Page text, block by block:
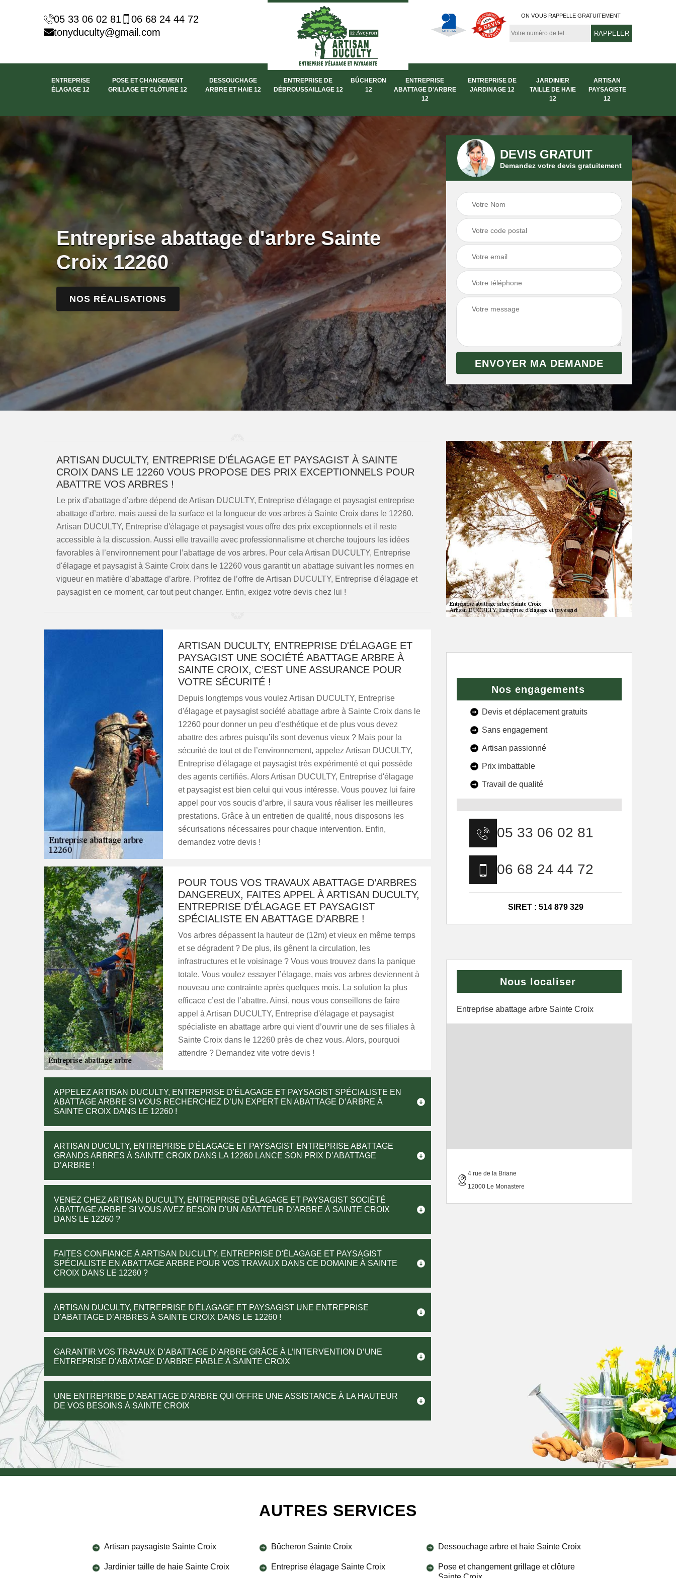
05 33 06 02 81
06 68 24 44 72
tonyduculty@gmail.com
ON VOUS RAPPELLE GRATUITEMENT
ENTREPRISE
ÉLAGAGE 12
POSE ET CHANGEMENT
GRILLAGE ET CLÔTURE 12
DESSOUCHAGE
ARBRE ET HAIE 12
ENTREPRISE DE
DÉBROUSSAILLAGE 12
BÛCHERON
12
ENTREPRISE
ABATTAGE D'ARBRE
12
ENTREPRISE DE
JARDINAGE 12
JARDINIER
TAILLE DE HAIE
12
ARTISAN
PAYSAGISTE
12
Entreprise abattage d'arbre Sainte
Croix 12260
NOS RÉALISATIONS
DEVIS GRATUIT
Demandez votre devis gratuitement
ARTISAN DUCULTY, ENTREPRISE D'ÉLAGAGE ET PAYSAGIST À SAINTE
CROIX DANS LE 12260 VOUS PROPOSE DES PRIX EXCEPTIONNELS POUR
ABATTRE VOS ARBRES !
Le prix d’abattage d’arbre dépend de Artisan DUCULTY, Entreprise d'élagage et paysagist entreprise
abattage d’arbre, mais aussi de la surface et la longueur de vos arbres à Sainte Croix dans le 12260.
Artisan DUCULTY, Entreprise d'élagage et paysagist vous offre des prix exceptionnels et il reste
accessible à la discussion. Aussi elle travaille avec professionnalisme et cherche toujours les idées
favorables à l’environnement pour l’abattage de vos arbres. Pour cela Artisan DUCULTY, Entreprise
d'élagage et paysagist à Sainte Croix dans le 12260 vous garantit un abattage suivant les normes en
vigueur en matière d’abattage d’arbre. Profitez de l’offre de Artisan DUCULTY, Entreprise d'élagage et
paysagist en ce moment, car tout peut changer. Enfin, exigez votre devis chez lui !
ARTISAN DUCULTY, ENTREPRISE D'ÉLAGAGE ET
PAYSAGIST UNE SOCIÉTÉ ABATTAGE ARBRE À
SAINTE CROIX, C’EST UNE ASSURANCE POUR
VOTRE SÉCURITÉ !
Depuis longtemps vous voulez Artisan DUCULTY, Entreprise
d'élagage et paysagist société abattage arbre à Sainte Croix dans le
12260 pour donner un peu d’esthétique et de plus vous devez
abattre des arbres puisqu’ils sont devenus vieux ? Mais pour la
sécurité de tout et de l’environnement, appelez Artisan DUCULTY,
Entreprise d'élagage et paysagist très expérimenté et qui possède
des agents certifiés. Alors Artisan DUCULTY, Entreprise d'élagage
et paysagist est bien celui qui vous intéresse. Vous pouvez lui faire
appel pour vos soucis d’arbre, il saura vous réaliser les meilleures
prestations. Grâce à un entretien de qualité, nous disposons les
sécurisations nécessaires pour chaque intervention. Enfin,
demandez votre devis !
POUR TOUS VOS TRAVAUX ABATTAGE D’ARBRES
DANGEREUX, FAITES APPEL À ARTISAN DUCULTY,
ENTREPRISE D'ÉLAGAGE ET PAYSAGIST
SPÉCIALISTE EN ABATTAGE D’ARBRE !
Vos arbres dépassent la hauteur de (12m) et vieux en même temps
et se dégradent ? De plus, ils gênent la circulation, les
infrastructures et le voisinage ? Vous vous trouvez dans la panique
totale. Vous voulez essayer l’élagage, mais vos arbres deviennent à
nouveau une contrainte après quelques mois. La solution la plus
efficace c’est de l’abattre. Ainsi, nous vous conseillons de faire
appel à Artisan DUCULTY, Entreprise d'élagage et paysagist
spécialiste en abattage arbre qui vient d’ouvrir une de ses filiales à
Sainte Croix dans le 12260 près de chez vous. Alors, pourquoi
attendre ? Demandez vite votre devis !
APPELEZ ARTISAN DUCULTY, ENTREPRISE D'ÉLAGAGE ET PAYSAGIST SPÉCIALISTE EN
ABATTAGE ARBRE SI VOUS RECHERCHEZ D’UN EXPERT EN ABATTAGE D’ARBRE À
SAINTE CROIX DANS LE 12260 !
ARTISAN DUCULTY, ENTREPRISE D'ÉLAGAGE ET PAYSAGIST ENTREPRISE ABATTAGE
GRANDS ARBRES À SAINTE CROIX DANS LA 12260 LANCE SON PRIX D’ABATTAGE
D’ARBRE !
VENEZ CHEZ ARTISAN DUCULTY, ENTREPRISE D'ÉLAGAGE ET PAYSAGIST SOCIÉTÉ
ABATTAGE ARBRE SI VOUS AVEZ BESOIN D’UN ABATTEUR D’ARBRE À SAINTE CROIX
DANS LE 12260 ?
FAITES CONFIANCE À ARTISAN DUCULTY, ENTREPRISE D'ÉLAGAGE ET PAYSAGIST
SPÉCIALISTE EN ABATTAGE ARBRE POUR VOS TRAVAUX DANS CE DOMAINE À SAINTE
CROIX DANS LE 12260 ?
ARTISAN DUCULTY, ENTREPRISE D'ÉLAGAGE ET PAYSAGIST UNE ENTREPRISE
D'ABATTAGE D’ARBRES À SAINTE CROIX DANS LE 12260 !
GARANTIR VOS TRAVAUX D’ABATTAGE D’ARBRE GRÂCE À L’INTERVENTION D’UNE
ENTREPRISE D’ABATAGE D’ARBRE FIABLE À SAINTE CROIX
UNE ENTREPRISE D’ABATTAGE D’ARBRE QUI OFFRE UNE ASSISTANCE À LA HAUTEUR
DE VOS BESOINS À SAINTE CROIX
Nos engagements
Devis et déplacement gratuits
Sans engagement
Artisan passionné
Prix imbattable
Travail de qualité
05 33 06 02 81
06 68 24 44 72
SIRET : 514 879 329
Nous localiser
Entreprise abattage arbre Sainte Croix
4 rue de la Briane
12000 Le Monastere
AUTRES SERVICES
Artisan paysagiste Sainte Croix
Jardinier taille de haie Sainte Croix
Bûcheron Sainte Croix
Entreprise élagage Sainte Croix
Dessouchage arbre et haie Sainte Croix
Pose et changement grillage et clôture